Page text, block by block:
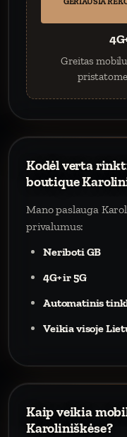
Greitas
Kodėl verta
boutique
Mano paslauga
privalumus:
Neriboti GB
4G+ ir 5G
Automatinis
Veikia visoje
Kaip veikia
Karoliniškėse?